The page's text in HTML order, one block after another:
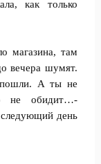
как только
магазина, там
вечера шумят.
пошли. А ты не
не обидит…-
день